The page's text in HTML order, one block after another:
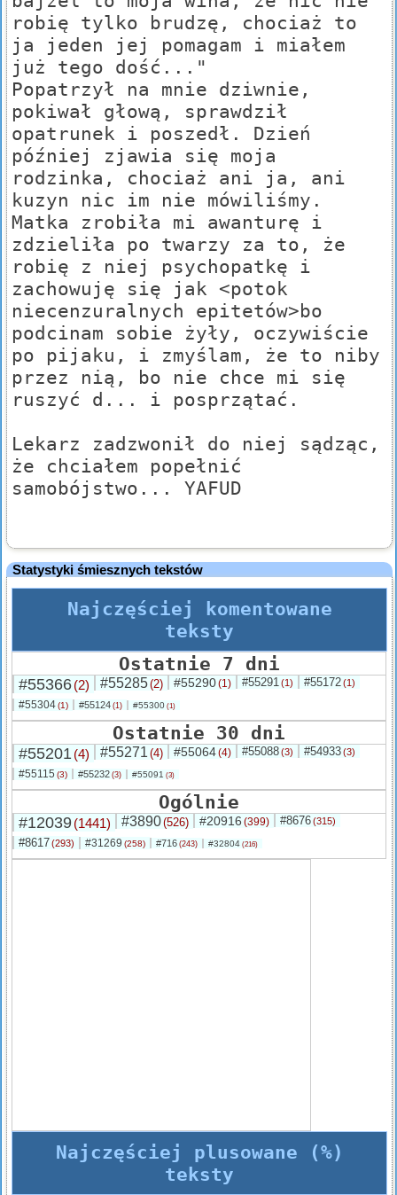
robię tylko brudzę, chociaż to
ja jeden jej pomagam i miałem
już tego dość..."
Popatrzył na mnie dziwnie,
pokiwał głową, sprawdził
opatrunek i poszedł. Dzień
później zjawia się moja
rodzinka, chociaż ani ja, ani
kuzyn nic im nie mówiliśmy.
Matka zrobiła mi awanturę i
zdzieliła po twarzy za to, że
robię z niej psychopatkę i
zachowuję się jak <potok
niecenzuralnych epitetów>bo
podcinam sobie żyły, oczywiście
po pijaku, i zmyślam, że to niby
przez nią, bo nie chce mi się
ruszyć d... i posprzątać.
Lekarz zadzwonił do niej sądząc,
że chciałem popełnić
samobójstwo... YAFUD
Statystyki śmiesznych tekstów
Najczęściej komentowane
teksty
Ostatnie 7 dni
#55366(2) #55285(2) #55290(1) #55291(1) #55172(1)
#55304(1) #55124 (1) #55300 (1)
Ostatnie 30 dni
#55201(4) #55271 (4) #55064(4) #55088(3) #54933(3)
#55115 (3) #55232 (3) #55091 (3)
Ogólnie
#12039(1441) #3890(526) #20916 (399) #8676(315)
#8617(293) #31269 (258) #716 (243) #32804 (216)
Najczęściej plusowane (%)
teksty